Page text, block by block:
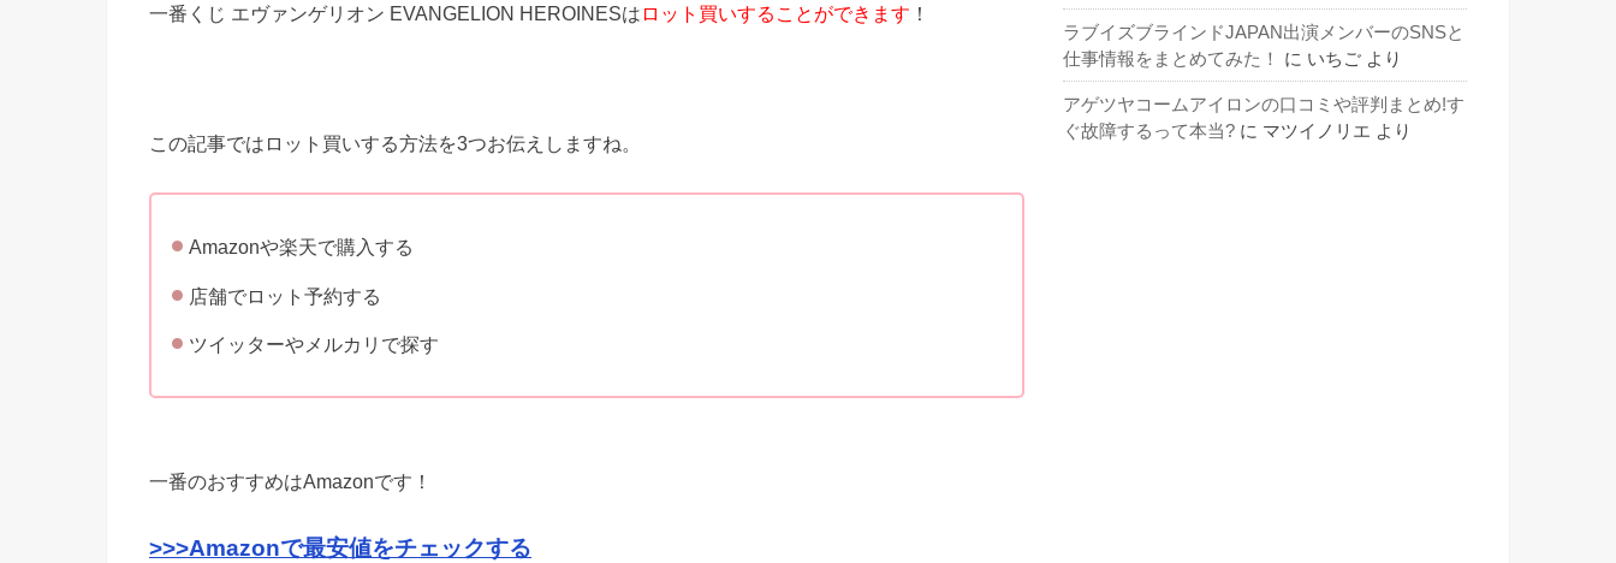
一番くじ エヴァンゲリオン EVANGELION HEROINESは ロット買いすることができます ！
この記事ではロット買いする方法を3つお伝えしますね。
Amazonや楽天で購入する
店舗でロット予約する
ツイッターやメルカリで探す
一番のおすすめはAmazonです！
>>>Amazonで最安値をチェックする
ラブイズブラインドJAPAN出演メンバーのSNSと
仕事情報をまとめてみた！
に いちご より
アゲツヤコームアイロンの口コミや評判まとめ!す
ぐ故障するって本当? に マツイノリエ より